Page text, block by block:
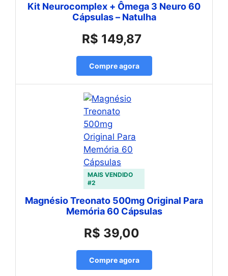
Kit Neurocomplex + Ômega 3 Neuro 60
Cápsulas – Natulha
R$ 149,87
Compre agora
MAIS VENDIDO
#2
Magnésio Treonato 500mg Original Para
Memória 60 Cápsulas
R$ 39,00
Compre agora